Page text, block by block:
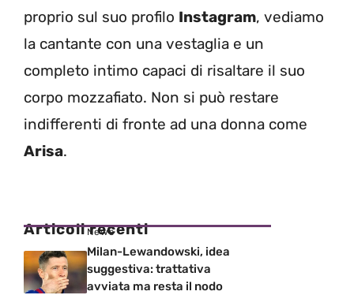
proprio sul suo profilo Instagram, vediamo
la cantante con una vestaglia e un
completo intimo capaci di risaltare il suo
corpo mozzafiato. Non si può restare
indifferenti di fronte ad una donna come
Arisa.
Articoli recenti
News
Milan-Lewandowski, idea
suggestiva: trattativa
avviata ma resta il nodo